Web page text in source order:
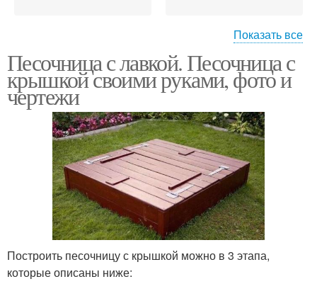
лавкой
Деревянная песочница
Игры в домашней
песочнице
Детская песочница
Показать все
Песочница с лавкой. Песочница с
крышкой своими руками, фото и
чертежи
Построить песочницу с крышкой можно в 3 этапа,
которые описаны ниже: